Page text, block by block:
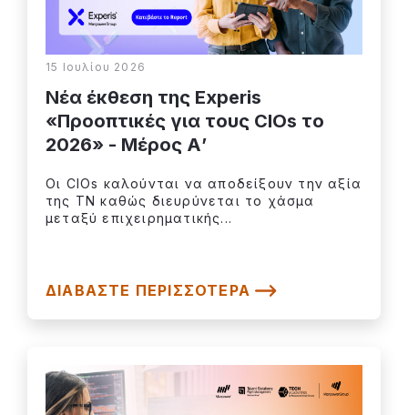
15 Ιουλίου 2026
Νέα έκθεση της Experis
«Προοπτικές για τους CIOs το
2026» - Μέρος Α’
Οι CIOs καλούνται να αποδείξουν την αξία
της ΤΝ καθώς διευρύνεται το χάσμα
μεταξύ επιχειρηματικής...
ΔΙΑΒΆΣΤΕ ΠΕΡΙΣΣΌΤΕΡΑ